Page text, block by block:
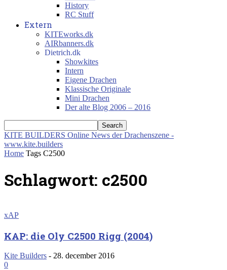
History
RC Stuff
Extern
KITEworks.dk
AIRbanners.dk
Dietrich.dk
Showkites
Intern
Eigene Drachen
Klassische Originale
Mini Drachen
Der alte Blog 2006 – 2016
KITE BUILDERS Online News der Drachenszene -
www.kite.builders
Home Tags C2500
Schlagwort: c2500
xAP
KAP: die Oly C2500 Rigg (2004)
Kite Builders - 28. december 2016
0